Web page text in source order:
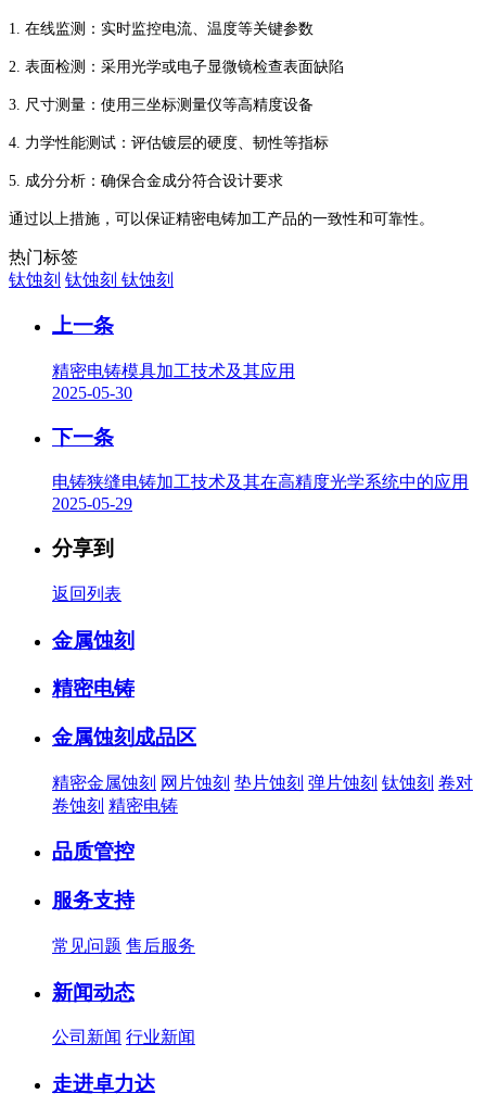
1. 在线监测：实时监控电流、温度等关键参数
2. 表面检测：采用光学或电子显微镜检查表面缺陷
3. 尺寸测量：使用三坐标测量仪等高精度设备
4. 力学性能测试：评估镀层的硬度、韧性等指标
5. 成分分析：确保合金成分符合设计要求
通过以上措施，可以保证精密电铸加工产品的一致性和可靠性。
热门标签
钛蚀刻 钛蚀刻 钛蚀刻
上一条
精密电铸模具加工技术及其应用
2025-05-30
下一条
电铸狭缝电铸加工技术及其在高精度光学系统中的应用
2025-05-29
分享到
返回列表
金属蚀刻
精密电铸
金属蚀刻成品区
精密金属蚀刻 网片蚀刻 垫片蚀刻 弹片蚀刻 钛蚀刻 卷对
卷蚀刻 精密电铸
品质管控
服务支持
常见问题 售后服务
新闻动态
公司新闻 行业新闻
走进卓力达